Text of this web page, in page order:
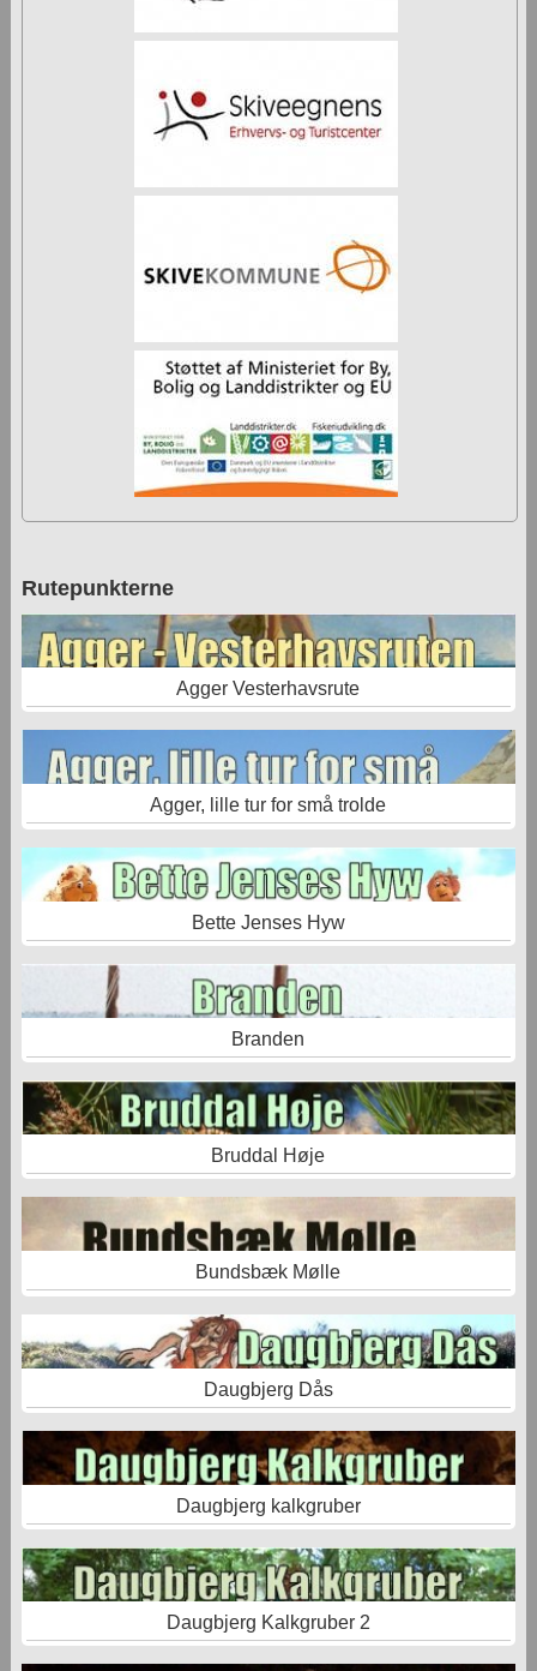
Rutepunkterne
Agger Vesterhavsrute
Agger, lille tur for små trolde
Bette Jenses Hyw
Branden
Bruddal Høje
Bundsbæk Mølle
Daugbjerg Dås
Daugbjerg kalkgruber
Daugbjerg Kalkgruber 2